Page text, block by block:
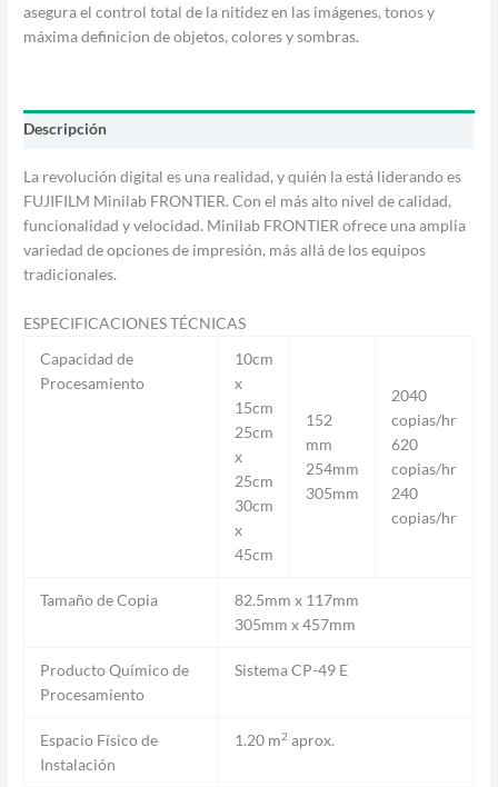
asegura el control total de la nitidez en las imágenes, tonos y
máxima definicion de objetos, colores y sombras.
Descripción
La revolución digital es una realidad, y quién la está liderando es
FUJIFILM Minilab FRONTIER. Con el más alto nivel de calidad,
funcionalidad y velocidad. Minilab FRONTIER ofrece una amplia
variedad de opciones de impresión, más allá de los equipos
tradicionales.
ESPECIFICACIONES TÉCNICAS
Capacidad de
Procesamiento
10cm
x
15cm
25cm
x
25cm
30cm
x
45cm
152
mm
254mm
305mm
2040
copias/hr
620
copias/hr
240
copias/hr
Tamaño de Copia
82.5mm x 117mm
305mm x 457mm
Producto Químico de
Procesamiento
Sistema CP-49 E
Espacio Físico de
Instalación
1.20 m2aprox.